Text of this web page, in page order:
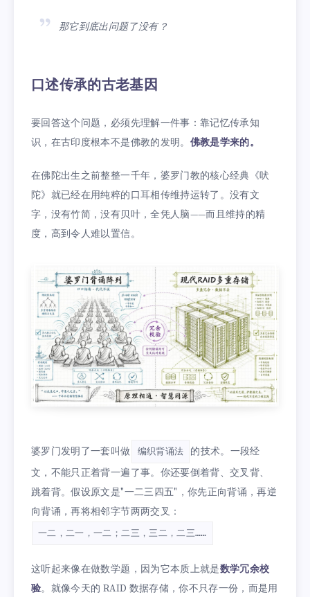
那它到底出问题了没有？
口述传承的古老基因
要回答这个问题，必须先理解一件事：靠记忆传承知
识，在古印度根本不是佛教的发明。 佛教是学来的。
在佛陀出生之前整整一千年，婆罗门教的核心经典《吠
陀》就已经在用纯粹的口耳相传维持运转了。没有文
字，没有竹简，没有贝叶，全凭人脑——而且维持的精
度，高到令人难以置信。
婆罗门发明了一套叫做 编织背诵法
的技术。一段经
文，不能只正着背一遍了事。你还要倒着背、交叉背、
跳着背。假设原文是"一二三四五"，你先正向背诵，再逆
向背诵，再将相邻字节两两交叉：
一二，二一，一二；二三，三二，二三……
这听起来像在做数学题，因为它本质上就是数学冗余校
验。就像今天的 RAID 数据存储，你不只存一份，而是用